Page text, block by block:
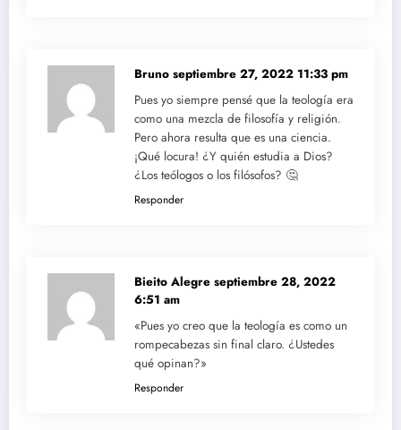
Bruno septiembre 27, 2022 11:33 pm
Pues yo siempre pensé que la teología era
como una mezcla de filosofía y religión.
Pero ahora resulta que es una ciencia.
¡Qué locura! ¿Y quién estudia a Dios?
¿Los teólogos o los filósofos? 🤔
Responder
Bieito Alegre septiembre 28, 2022
6:51 am
«Pues yo creo que la teología es como un
rompecabezas sin final claro. ¿Ustedes
qué opinan?»
Responder